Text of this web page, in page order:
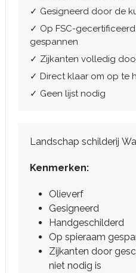
✓ Gesigneerd door de
✓ Op FSC-
gespannen
✓ Zijkanten volledig
✓ Direct klaar om op te
✓ Geen lijst nodig
Landschap schilderij
Kenmerken:
Olieverf
Gesigneerd
Handgeschilderd
Op spieraam
Zijkanten door
niet nodig is